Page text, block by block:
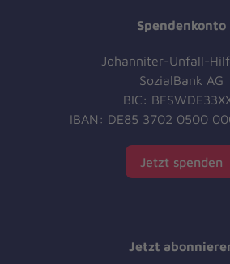
Spendenkonto
Johanniter-Unfall-
SozialBank AG
BIC:
IBAN: DE85 3702 0500
Jetzt spenden
Jetzt